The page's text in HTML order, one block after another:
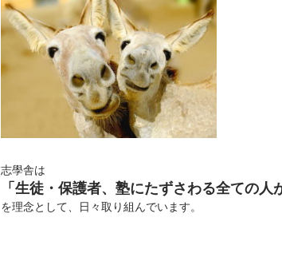
志學舎は
「生徒・保護者、塾にたずさわる全ての人
を理念として、日々取り組んでいます。